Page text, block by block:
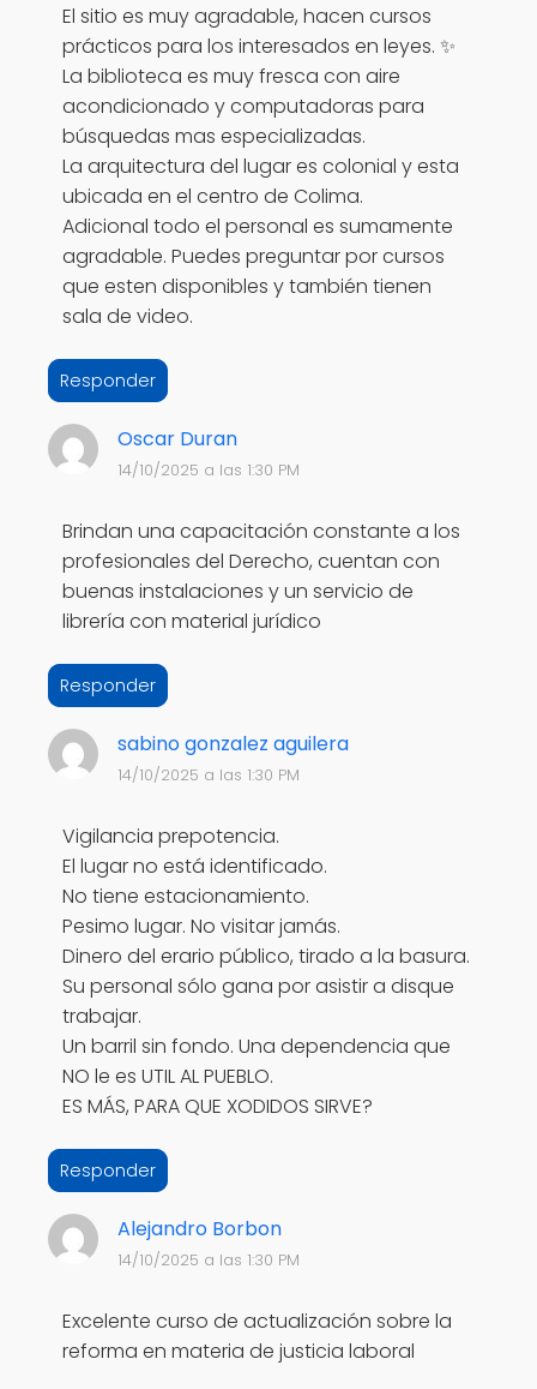
El sitio es muy agradable, hacen cursos
prácticos para los interesados en leyes. ✨
La biblioteca es muy fresca con aire
acondicionado y computadoras para
búsquedas mas especializadas.
La arquitectura del lugar es colonial y esta
ubicada en el centro de Colima.
Adicional todo el personal es sumamente
agradable. Puedes preguntar por cursos
que esten disponibles y también tienen
sala de video.
Responder
Oscar Duran
14/10/2025 a las 1:30 PM
Brindan una capacitación constante a los
profesionales del Derecho, cuentan con
buenas instalaciones y un servicio de
librería con material jurídico
Responder
sabino gonzalez aguilera
14/10/2025 a las 1:30 PM
Vigilancia prepotencia.
El lugar no está identificado.
No tiene estacionamiento.
Pesimo lugar. No visitar jamás.
Dinero del erario público, tirado a la basura.
Su personal sólo gana por asistir a disque
trabajar.
Un barril sin fondo. Una dependencia que
NO le es UTIL AL PUEBLO.
ES MÁS, PARA QUE XODIDOS SIRVE?
Responder
Alejandro Borbon
14/10/2025 a las 1:30 PM
Excelente curso de actualización sobre la
reforma en materia de justicia laboral